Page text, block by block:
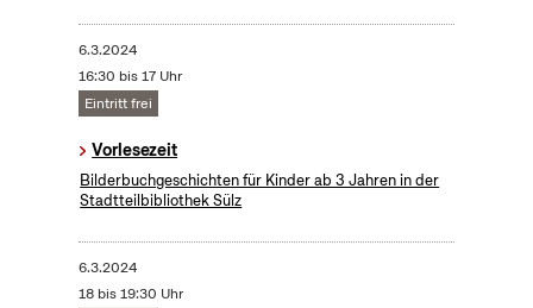
6.3.2024
16:30 bis 17 Uhr
Eintritt frei
Vorlesezeit
Bilderbuchgeschichten für Kinder ab 3 Jahren in der
Stadtteilbibliothek Sülz
6.3.2024
18 bis 19:30 Uhr